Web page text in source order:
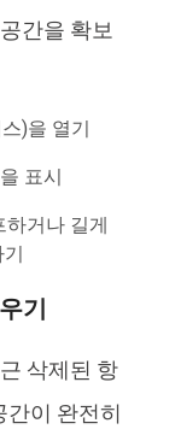
간을 확보
)을 열기
표시
거나 길게
기
삭제된 항
간이 완전히